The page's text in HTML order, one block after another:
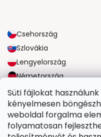
Süti fájlokat
kényelmesen
weboldal forgalma
folyamatosan
Csehország
Szlovákia
Lengyelország
Németország
Nagy-Britannia
MEGBÍZHATÓ SZÁLLÍTÁSI